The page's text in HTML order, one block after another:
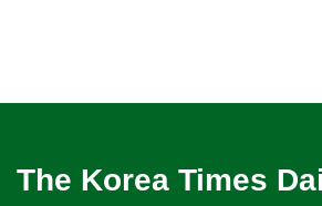
The Korea Times